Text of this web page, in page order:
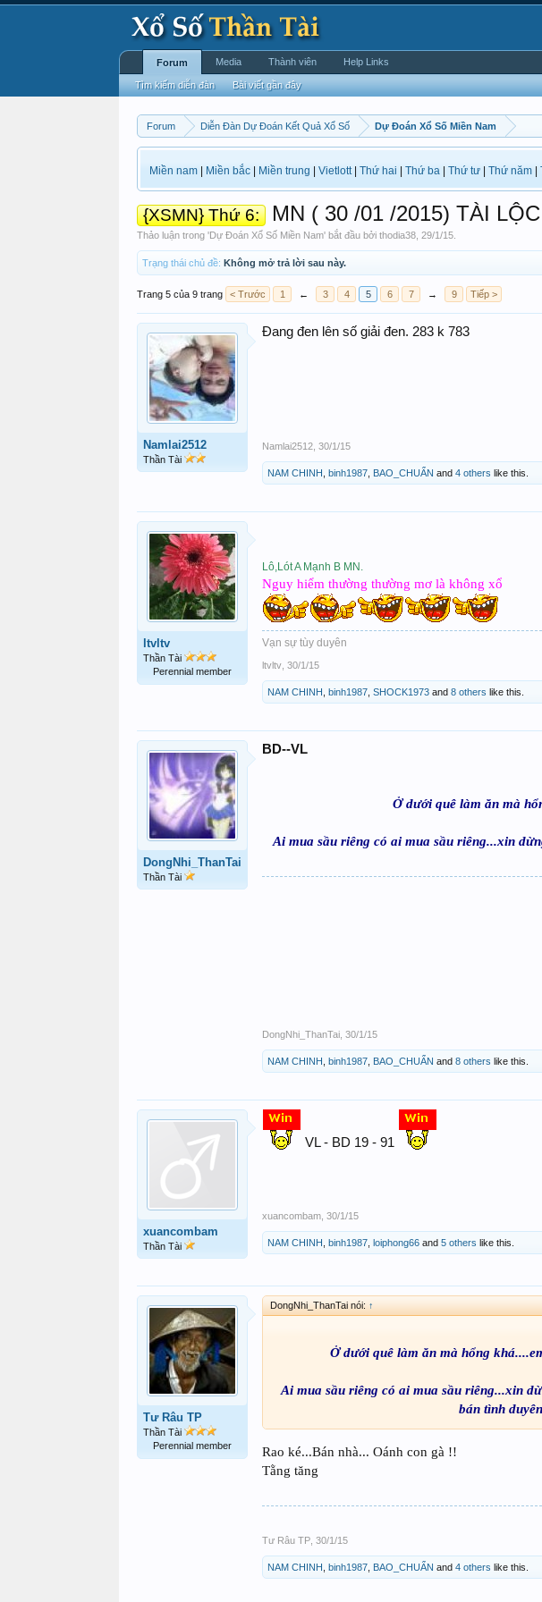
Forum Diễn Đàn Dự Đoán Kết Quả Xổ Số Dự Đoán Xổ Số Miền Nam
Miền nam Miền bắc Miền trung Vietlott| Thứ hai Thứ ba Thứ tư Thứ năm
{XSMN} Thứ 6: MN ( 30 /01 /2015) TÀI
Thảo luận trong 'Dự Đoán Xổ Số Miền Nam' bắt đầu bởi thodia38 29/1/15
Trạng thái chủ đề: Không mở trả lời sau này.
Trang 5 của 9 trang < Trước 1 ← 3 4 5 6 7 → 9 Tiếp >
Namlai2512
Thần Tài
Đang đen lên số giải đen. 283 k 783
Namlai2512 30/1/15
NAM CHINH binh1987 BAO_CHUẨN and 4 others like this.
ltvltv
Thần Tài
Perennial member
Lô,Lót A Mạnh B MN.
Nguy hiểm thường thường mơ là không xổ
Vạn sự tùy duyên
ltvltv 30/1/15
NAM CHINH binh1987 SHOCK1973 and 8 others like this.
DongNhi_ThanTai
Thần Tài
BD--VL
Ở dưới quê làm ăn mà
Ai mua sầu riêng có ai mua sầu riêng...xin
DongNhi_ThanTai 30/1/15
NAM CHINH binh1987 BAO_CHUẨN and 8 others like this.
xuancombam
Thần Tài
VL - BD 19 - 91
xuancombam 30/1/15
NAM CHINH binh1987 loiphong66 and 5 others like this.
Tư Râu TP
Thần Tài
Perennial member
DongNhi_ThanTai nói: ↑
Ở dưới quê làm ăn mà hổng
Ai mua sầu riêng có ai mua sầu riêng...xin
bán tình
Rao ké...Bán nhà... Oánh con gà !!
Tằng tăng
Tư Râu TP 30/1/15
NAM CHINH binh1987 BAO_CHUẨN and 4 others like this.
Forum
Tìm kiếm diễn đàn Bài viết gần đây
Media Thành viên Help Links